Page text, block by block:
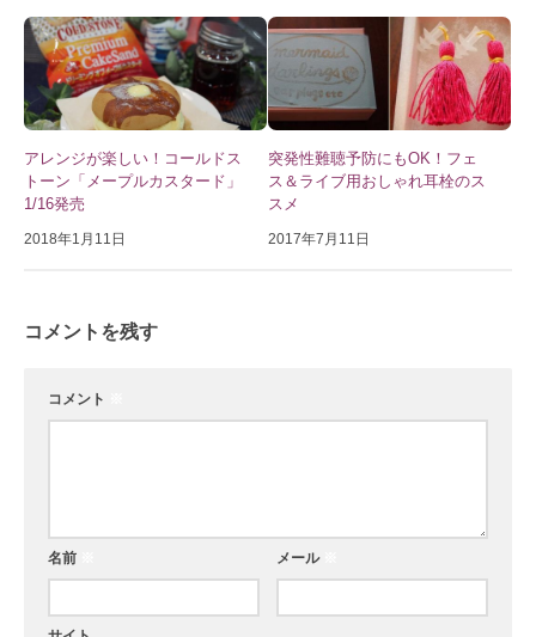
アレンジが楽しい！コールドス
トーン「メープルカスタード」
1/16発売
2018年1月11日
突発性難聴予防にもOK！フェ
ス＆ライブ用おしゃれ耳栓のス
スメ
2017年7月11日
コメントを残す
コメント
名前 メール